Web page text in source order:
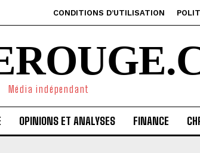
CONDITIONS D’UTILISATION
Média indépendant
OPINIONS ET ANALYSES FINANCE